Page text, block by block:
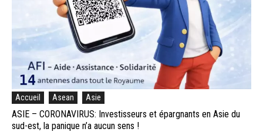
Accueil Asean Asie
ASIE – CORONAVIRUS: Investisseurs et épargnants en Asie du
sud-est, la panique n’a aucun sens !